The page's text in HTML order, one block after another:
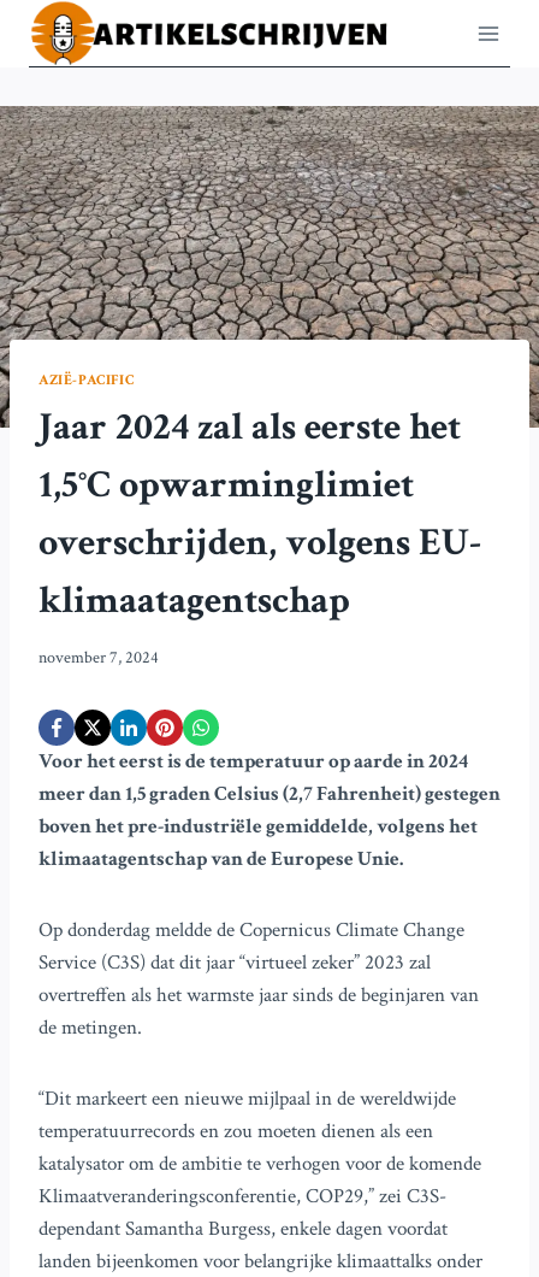
Doorgaan
naar
AZIË-PACIFIC
Jaar 2024 zal als eerste het
1,5°C opwarminglimiet
overschrijden, volgens EU-
klimaatagentschap
november 7, 2024
Voor het eerst is de temperatuur op aarde in 2024
meer dan 1,5 graden Celsius (2,7 Fahrenheit) gestegen
boven het pre-industriële gemiddelde, volgens het
klimaatagentschap van de Europese Unie.
Op donderdag meldde de Copernicus Climate Change
Service (C3S) dat dit jaar “virtueel zeker” 2023 zal
overtreffen als het warmste jaar sinds de beginjaren van
de metingen.
“Dit markeert een nieuwe mijlpaal in de wereldwijde
temperatuurrecords en zou moeten dienen als een
katalysator om de ambitie te verhogen voor de komende
Klimaatveranderingsconferentie, COP29,” zei C3S-
dependant Samantha Burgess, enkele dagen voordat
landen bijeenkomen voor belangrijke klimaattalks onder